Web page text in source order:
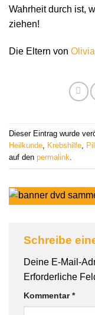
Wahrheit durch ist,
ziehen!
Die Eltern von Olivia
Dieser Eintrag wurde
Heilkunde
Krebshilfe
auf den permalink
Schreibe
Deine E-Mail-
Erforderliche
Kommentar*